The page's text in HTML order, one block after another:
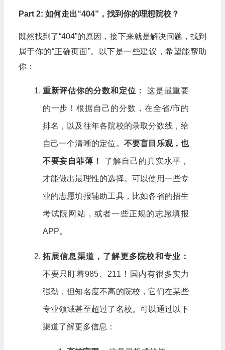
Part 2: 如何走出“404”，找到你的理想院校？
既然找到了“404”的原因，接下来就是解决问题，找到
属于你的“正确页面”。以下是一些建议，希望能帮助
你：
重新评估你的分数和定位： 这是最重要
的一步！根据自己的分数，在全省/市的
排名，以及往年各院校的录取分数线，给
自己一个清晰的定位。 不要盲目乐观，也
不要妄自菲薄！ 了解自己的真实水平，
才能做出最理性的选择。可以使用一些专
业的志愿填报辅助工具，比如各省的招生
考试院网站，或者一些正规的志愿填报
APP。
拓展信息渠道，了解更多院校和专业：
不要只盯着985、211！国内有很多实力
强劲，但知名度不高的院校，它们在某些
专业领域甚至超过了名校。可以通过以下
渠道了解更多信息：